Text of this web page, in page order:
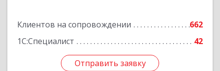
Клиентов на сопровождении
662
1С:Специалист
42
Отправить заявку
Отправить заявку